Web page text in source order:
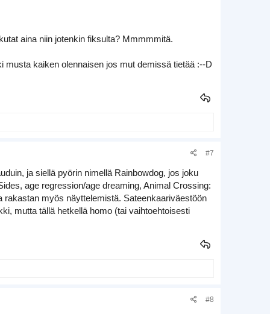
aina niin jotenkin fiksulta? Mmmmmitä.
musta kaiken olennaisen jos mut demissä tietää :--D
#7
ja siellä pyörin nimellä Rainbowdog, jos joku
age regression/age dreaming, Animal Crossing:
myös näyttelemistä. Sateenkaariväestöön
mutta tällä hetkellä homo (tai vaihtoehtoisesti
#8